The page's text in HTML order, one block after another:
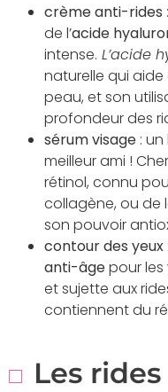
crème anti-rides
de l’acide
intense. L’acide
naturelle qui aide
peau, et son
profondeur des
sérum visage :
meilleur ami !
rétinol, connu
collagène, ou de
son pouvoir
contour des yeux
anti-âgepour les
et sujette aux
contiennent du
Les